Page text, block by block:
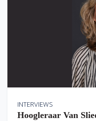
INTERVIEWS
Hoogleraar Van